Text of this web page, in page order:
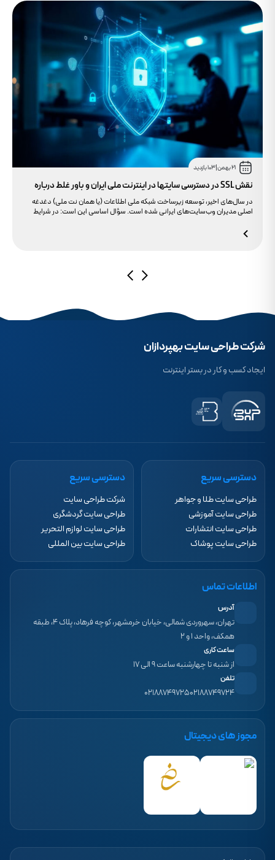
21 بهمن |103 بازدید
نقش SSL در دسترسی سایتها در اینترنت ملی ایران و باور غلط درباره
دامنه های IR
در سال‌های اخیر، توسعه زیرساخت شبکه ملی اطلاعات (یا همان نت ملی) دغدغه
اصلی مدیران وب‌سایت‌های ایرانی شده است. سؤال اساسی این است: در شرایط
شرکت طراحی سایت بهپردازان
ایجاد کسب و کار در بستر اینترنت
دسترسی سریع
طراحی سایت طلا و جواهر
طراحی سایت آموزشی
طراحی سایت انتشارات
طراحی سایت پوشاک
دسترسی سریع
شرکت طراحی سایت
طراحی سایت گردشگری
طراحی سایت لوازم التحریر
طراحی سایت بین المللی
اطلاعات تماس
آدرس
تهران، سهروردی شمالی، خیابان خرمشهر، کوچه فرهاد، پلاک ۴، طبقه
همکف، واحد ۱ و ۲
ساعت کاری
از شنبه تا چهارشنبه ساعت ۹ الی ۱۷
تلفن
۰۲۱۸۸۷۴۹۷۲۴۰۲۱۸۸۷۴۹۷۲۵
مجوز های دیجیتال